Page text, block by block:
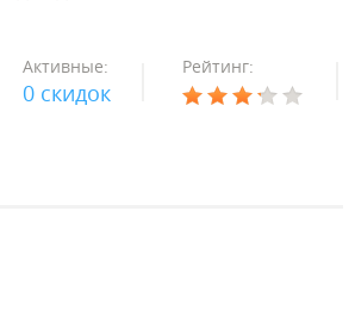
Активные:
0 скидок
Рейтинг: